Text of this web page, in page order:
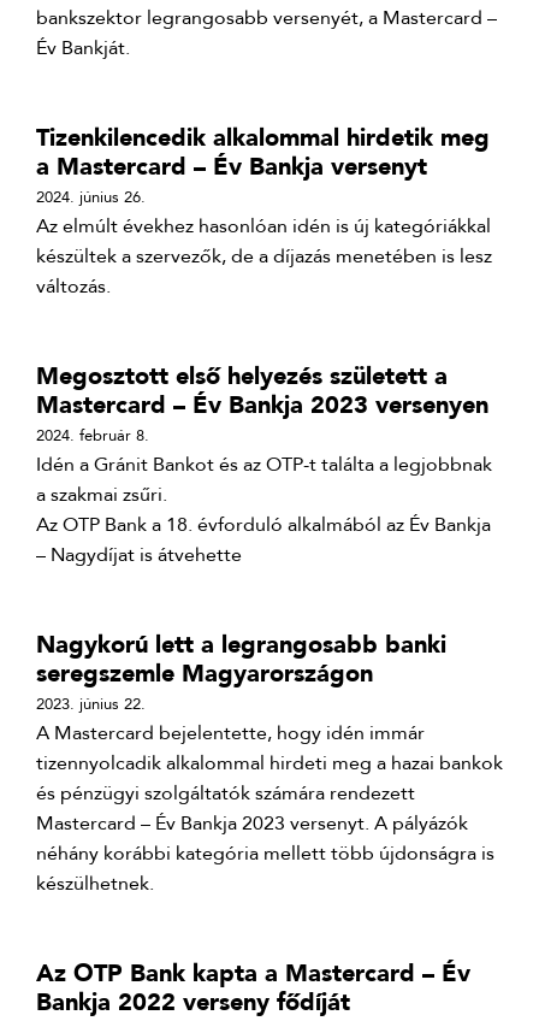
bankszektor legrangosabb versenyét, a Mastercard –
Év Bankját.
Tizenkilencedik alkalommal hirdetik meg
a Mastercard – Év Bankja versenyt
2024. június 26.
Az elmúlt évekhez hasonlóan idén is új kategóriákkal
készültek a szervezők, de a díjazás menetében is lesz
változás.
Megosztott első helyezés született a
Mastercard – Év Bankja 2023 versenyen
2024. február 8.
Idén a Gránit Bankot és az OTP-t találta a legjobbnak
a szakmai zsűri.
Az OTP Bank a 18. évforduló alkalmából az Év Bankja
– Nagydíjat is átvehette
Nagykorú lett a legrangosabb banki
seregszemle Magyarországon
2023. június 22.
A Mastercard bejelentette, hogy idén immár
tizennyolcadik alkalommal hirdeti meg a hazai bankok
és pénzügyi szolgáltatók számára rendezett
Mastercard – Év Bankja 2023 versenyt. A pályázók
néhány korábbi kategória mellett több újdonságra is
készülhetnek.
Az OTP Bank kapta a Mastercard – Év
Bankja 2022 verseny fődíját